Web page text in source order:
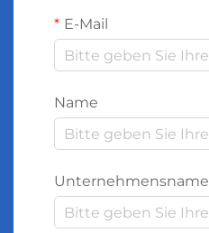
E-Mail
Name
Unternehmensname